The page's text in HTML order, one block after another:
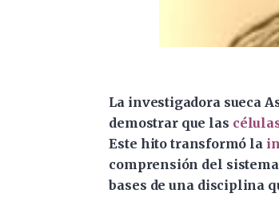
La investigadora sueca
demostrar que las
Este hito transformó la
comprensión del
bases de una disciplina